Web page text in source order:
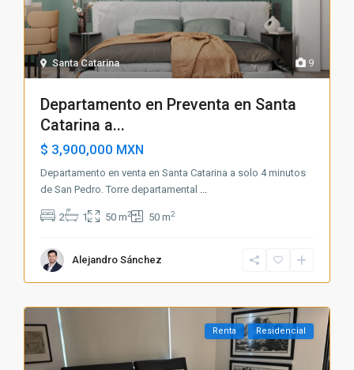
9
Santa Catarina
Departamento en Preventa en Santa
Catarina a...
$ 3,900,000 MXN
Departamento en venta en Santa Catarina a solo 4 minutos
de San Pedro. Torre departamental
2 1 50 m2 50 m2
Alejandro Sánchez
Renta Residencial